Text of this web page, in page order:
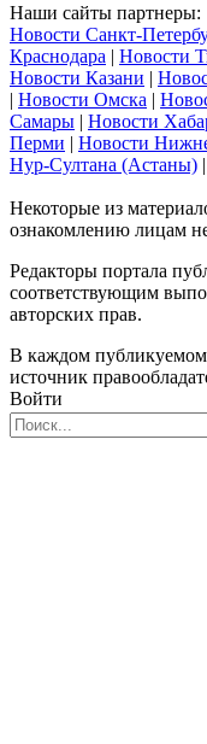
Наши сайты партнеры:
Новости Санкт-
Краснодара | Новости
Новости Казани |
| Новости Омска |
Самары | Новости
Перми | Новости
Нур-Султана (Астаны) |
Некоторые из
ознакомлению лицам
Редакторы портала
соответствующим
авторских прав.
В каждом публикуемом
источник
Войти